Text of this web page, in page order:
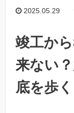
2025.05.29
竣工か
来ない
底を歩く